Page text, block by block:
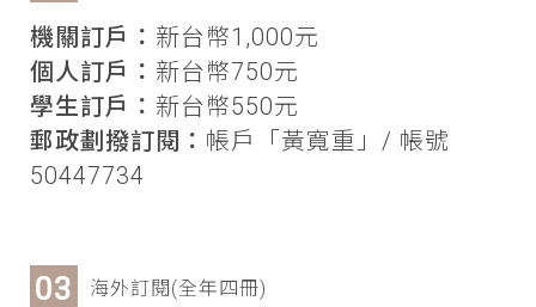
機關訂戶： 新台幣1,000元
個人訂戶： 新台幣750元
學生訂戶： 新台幣550元
郵政劃撥訂閱： 帳戶「黃寬重」/ 帳號
50447734
海外訂閱(全年四冊)